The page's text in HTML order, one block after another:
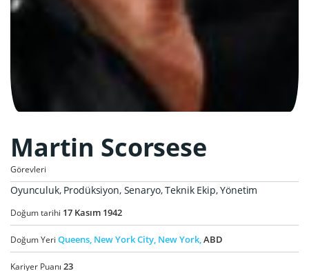
Martin Scorsese
Görevleri
Oyunculuk, Prodüksiyon, Senaryo, Teknik Ekip, Yönetim
Doğum tarihi 17 Kasım 1942
Doğum Yeri Queens, New York City, New York,ABD
Kariyer Puanı 23